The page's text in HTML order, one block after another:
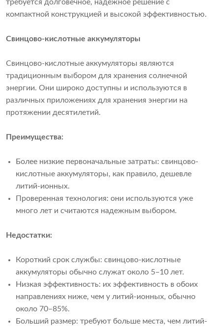
требуется долговечное, надежное решение с
компактной конструкцией и высокой эффективностью.
Свинцово-кислотные аккумуляторы
Свинцово-кислотные аккумуляторы являются
традиционным выбором для хранения солнечной
энергии. Они широко доступны и используются в
различных приложениях для хранения энергии на
протяжении десятилетий.
Преимущества:
Более низкие первоначальные затраты: свинцово-
кислотные аккумуляторы, как правило, дешевле
литий-ионных.
Проверенная технология: они используются уже
много лет и считаются надежным выбором.
Недостатки:
Короткий срок службы: свинцово-кислотные
аккумуляторы обычно служат около 5–10 лет.
Низкая эффективность: их эффективность в обоих
направлениях ниже, чем у литий-ионных, обычно
около 70–85%.
Больший размер: требуют больше места, чем литий-